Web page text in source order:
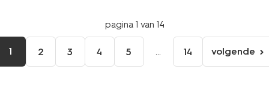
pagina 1 van 14
1 2 3 4 5 ... 14
pagina
volgende